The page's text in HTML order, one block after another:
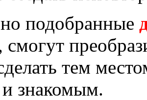
подобранные
смогут
тем
знакомым.